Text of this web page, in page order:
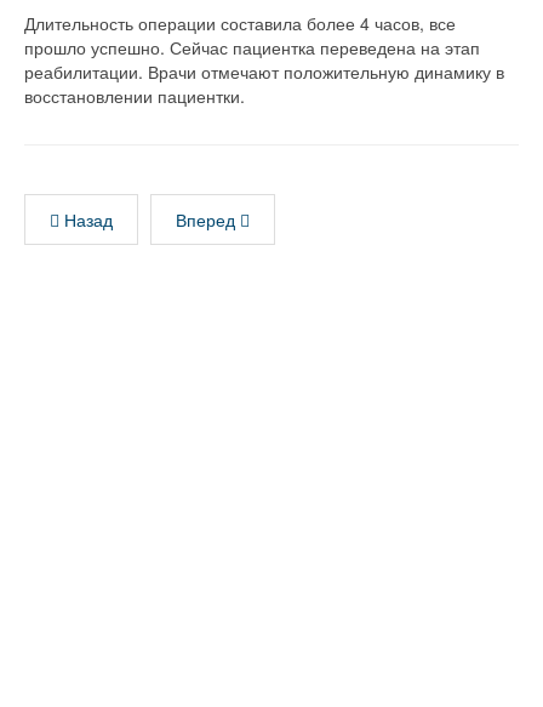
Длительность операции составила более 4 часов, все
прошло успешно. Сейчас пациентка переведена на этап
реабилитации. Врачи отмечают положительную динамику в
восстановлении пациентки.
Назад Вперед